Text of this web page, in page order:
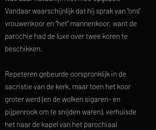
Vandaar waarschijnlijk dat hij sprak van "ons"
vrouwenkoor en "het" mannenkoor, want de
parochie had de luxe over twee koren te
beschikken.
Repeteren gebeurde oorspronklijk in de
sacristie van de kerk, maar toen het koor
groter werd (en de wolken sigaren- en
pijpenrook om te snijden waren), verhuisde
het naar de kapel van het parochiaal